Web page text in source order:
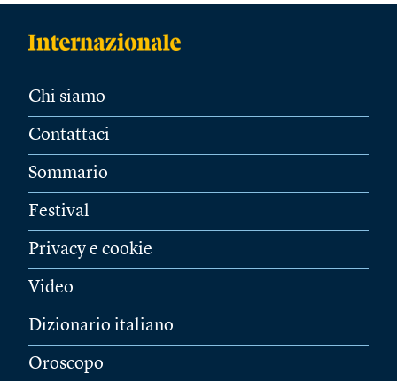
Chi siamo
Contattaci
Sommario
Festival
Privacy e cookie
Video
Dizionario italiano
Oroscopo